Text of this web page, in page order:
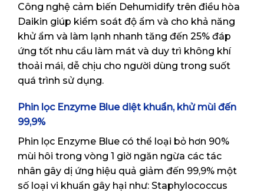
Công nghệ cảm biến Dehumidify trên điều hòa
Daikin giúp kiểm soát độ ẩm và cho khả năng
khử ẩm và làm lạnh nhanh tăng đến 25% đáp
ứng tốt nhu cầu làm mát và duy trì không khí
thoải mái, dễ chịu cho người dùng trong suốt
quá trình sử dụng.
Phin lọc Enzyme Blue diệt khuẩn, khử mùi đến
99,9%
Phin lọc Enzyme Blue có thể loại bỏ hơn 90%
mùi hôi trong vòng 1 giờ ngăn ngừa các tác
nhân gây dị ứng hiệu quả giảm đến 99,9% một
số loại vi khuẩn gây hại như: Staphylococcus